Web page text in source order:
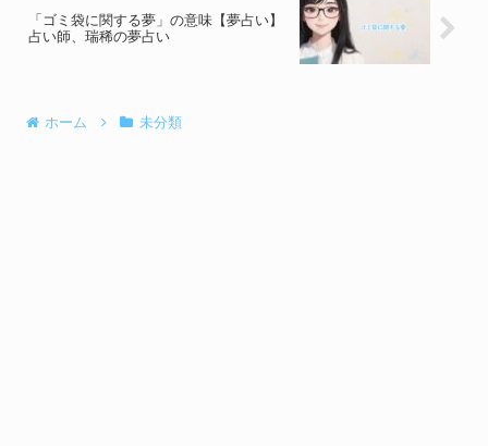
「ゴミ袋に関する夢」の意味【夢占い】
占い師、瑞稀の夢占い
ホーム 未分類